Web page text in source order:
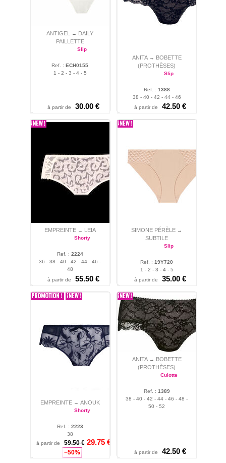
ANTIGEL → DAILY
PAILLETTE
Slip
Ref. : ECH0155
1 - 2 - 3 - 4 - 5
à partir de 30.00 €
ANITA → BOBETTE
(PROTHÈSES)
Slip
Ref. : 1388
38 - 40 - 42 - 44 - 46
à partir de
42.50 €
EMPREINTE → LEIA
Shorty
Ref. : 2224
36 - 38 - 40 - 42 - 44 - 46 -
48
à partir de
55.50 €
SIMONE PÉRÈLE →
SUBTILE
Slip
Ref. : 19Y720
1 - 2 - 3 - 4 - 5
à partir de
35.00 €
EMPREINTE → ANOUK
Shorty
Ref. : 2223
38
à partir de
59.50 € 29.75 €
−50%
ANITA → BOBETTE
(PROTHÈSES)
Culotte
Ref. : 1389
38 - 40 - 42 - 44 - 46 - 48 -
50 - 52
à partir de 42.50 €